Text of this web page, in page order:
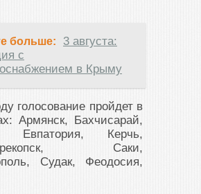
больше:
3 августа:
с
в Крыму
голосование пройдет в
Армянск, Бахчисарай,
Евпатория, Керчь,
Саки,
Судак, Феодосия,